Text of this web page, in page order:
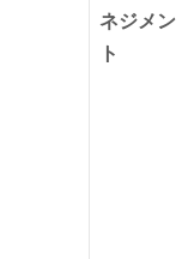
ネジメン
ト